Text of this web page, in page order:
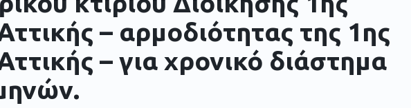
– αρμοδιότητας της 1ης
– για χρονικό διάστημα